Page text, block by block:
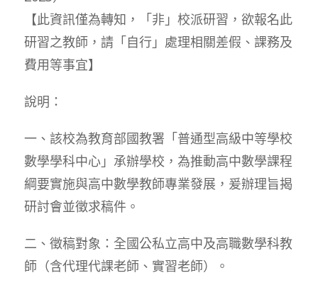
【此資訊僅為轉知，「非」校派研習，欲報名此
研習之教師，請「自行」處理相關差假、課務及
費用等事宜】
說明：
一、該校為教育部國教署「普通型高級中等學校
數學學科中心」承辦學校，為推動高中數學課程
綱要實施與高中數學教師專業發展，爰辦理旨揭
研討會並徵求稿件。
二、徵稿對象：全國公私立高中及高職數學科教
師（含代理代課老師、實習老師）。